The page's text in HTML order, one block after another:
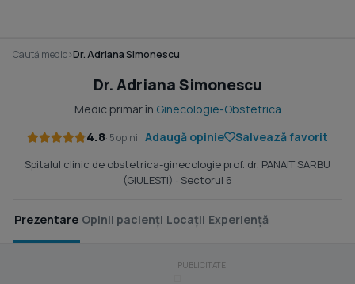
Caută medic›Dr. Adriana Simonescu
Dr. Adriana Simonescu
Medic primar în Ginecologie-Obstetrica
4.8· 5 opinii Adaugă opinie Salvează favorit
Spitalul clinic de obstetrica-ginecologie prof. dr. PANAIT SARBU
(GIULESTI) · Sectorul 6
Prezentare Opinii pacienți Locații Experiență